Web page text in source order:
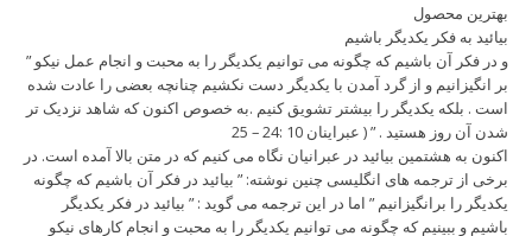
بهترین محصول
بیائید به فکر یکدیگر باشیم
” و در فکر آن باشیم که چگونه می توانیم یکدیگر را به محبت و انجام عمل نیکو
بر انگیزانیم و از گرد آمدن با یکدیگر دست نکشیم چنانچه بعضی را عادت شده
است . بلکه یکدیگر را بیشتر تشویق کنیم .به خصوص اکنون که شاهد نزدیک تر
شدن آن روز هستید . ” ( عبراینان 10 :24 – 25
اکنون به هشتمین بیائید در عبرانیان نگاه می کنیم که در متن بالا آمده است. در
برخی از ترجمه های انگلیسی چنین نوشته: ” بیائید در فکر آن باشیم که چگونه
یکدیگر را برانگیزانیم ” اما در این ترجمه می گوید : ” بیائید در فکر یکدیگر
باشیم و ببینیم که چگونه می توانیم یکدیگر را به محبت و انجام کارهای نیکو